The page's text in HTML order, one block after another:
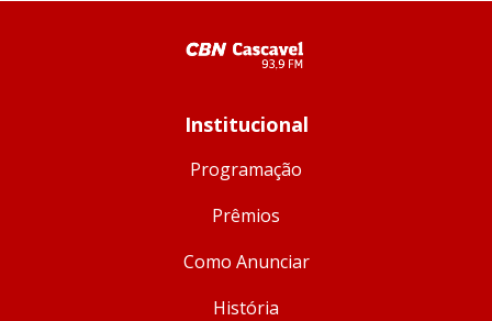
Institucional
Programação
Prêmios
Como Anunciar
História